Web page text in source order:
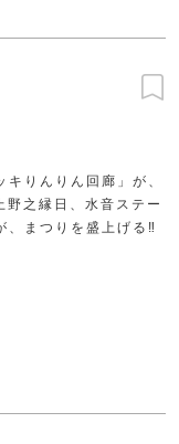
りんりん回廊」が、
野之縁日、水音ステー
、まつりを盛上げる‼